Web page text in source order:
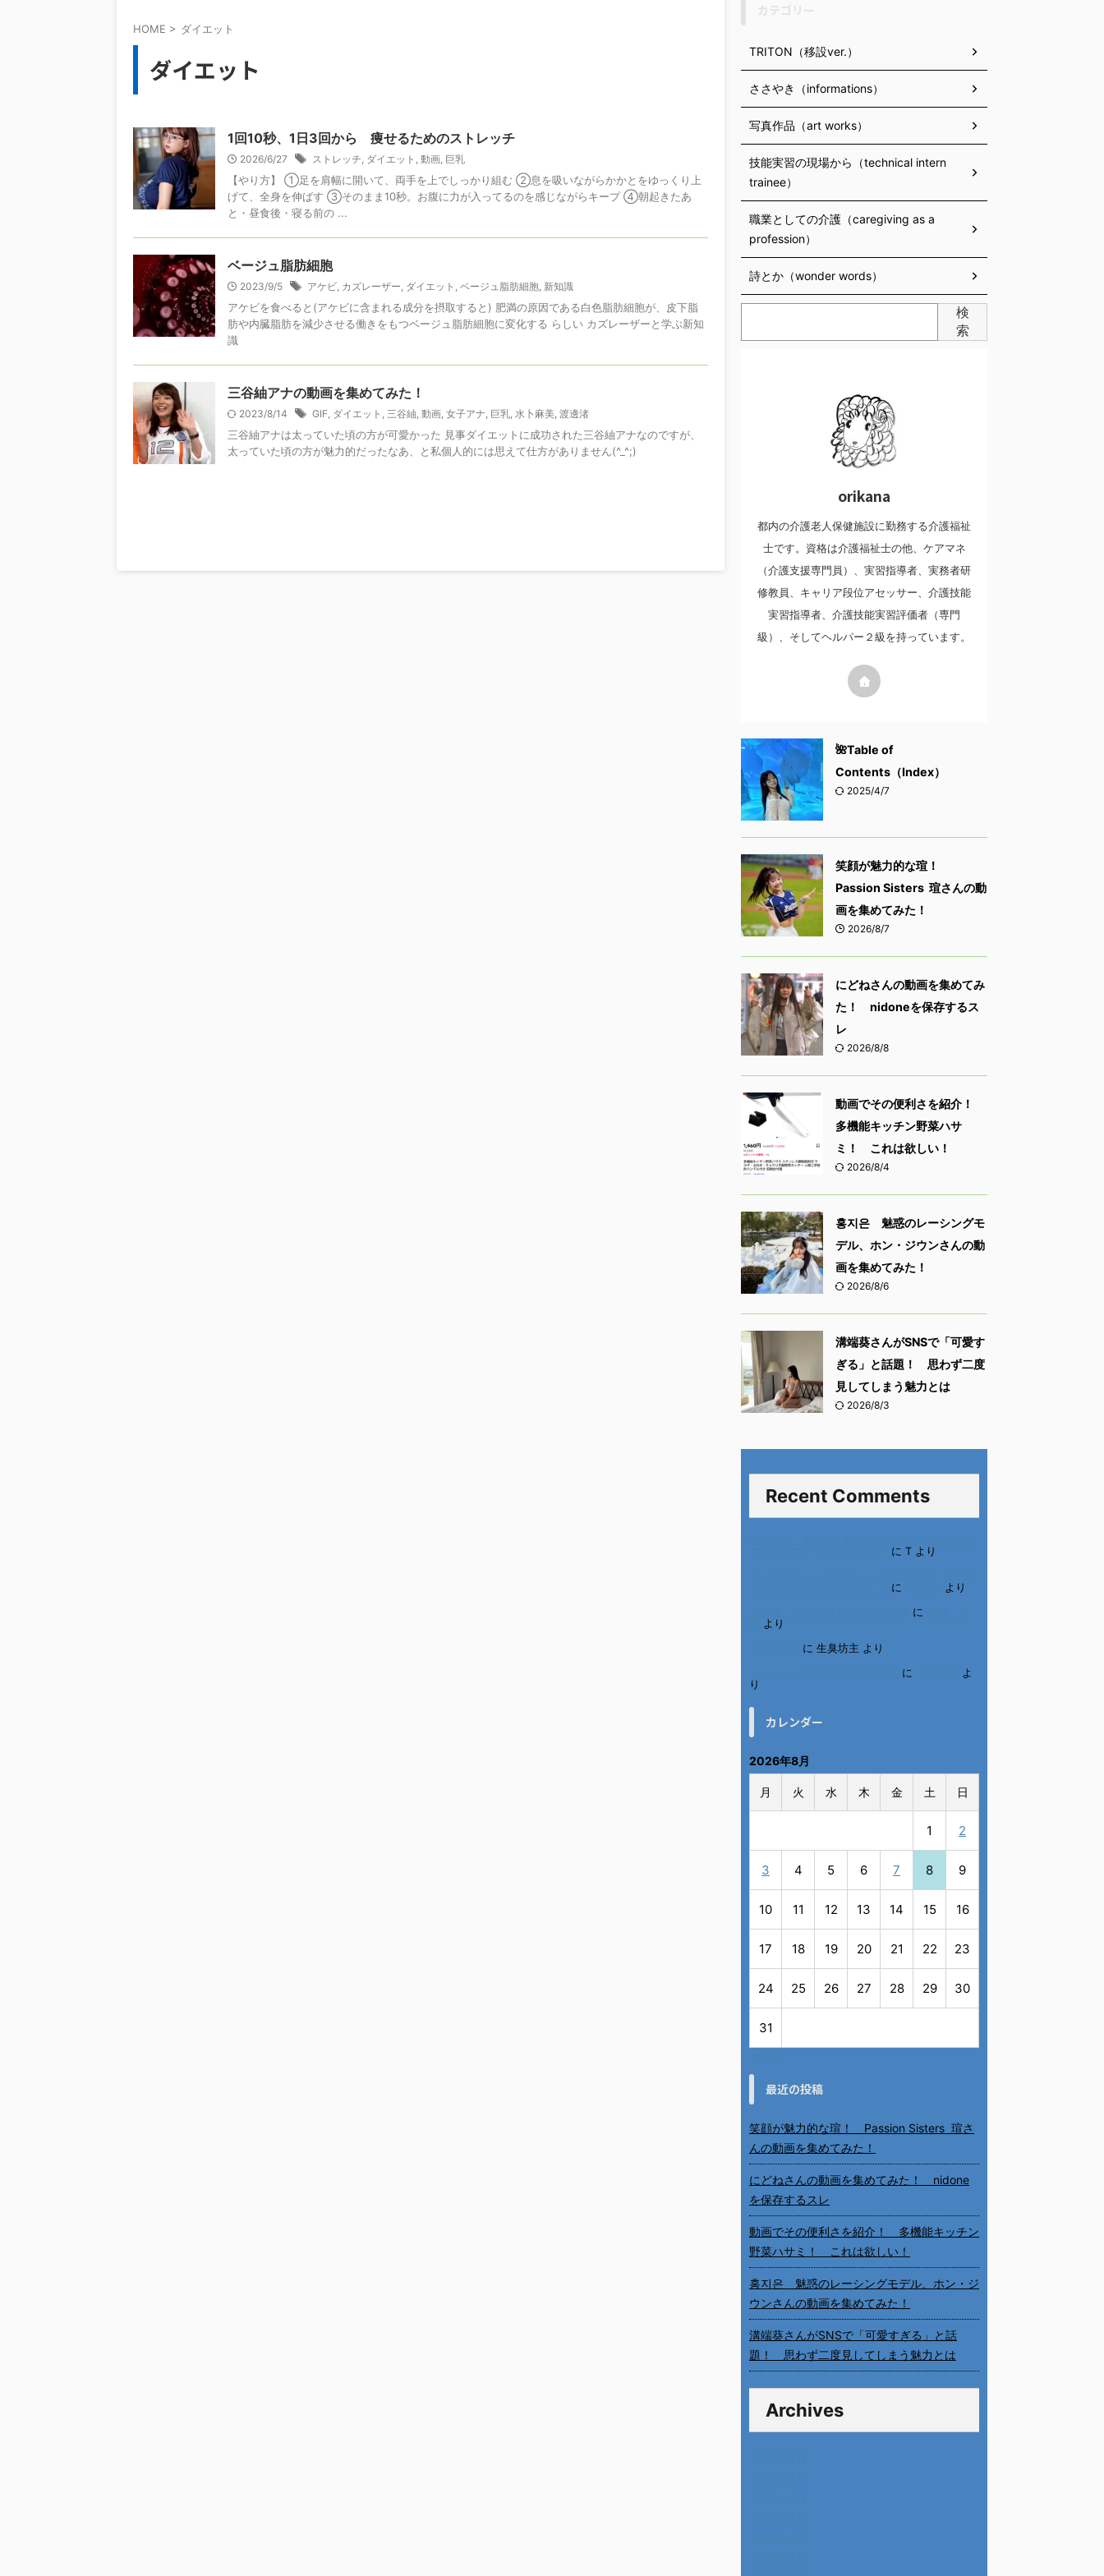
HOME > ダイエット
ダイエット
1回10秒、1日3回から 痩せるためのストレッチ
2026/6/27 ストレッチ, ダイエット , 動画, 巨乳
【やり方】 ①足を肩幅に開いて、両手を上でしっかり組む ②息を吸いながらかかとをゆっくり上
げて、全身を伸ばす ③そのまま10秒。お腹に力が入ってるのを感じながらキープ ④朝起きたあ
と・昼食後・寝る前の ...
ベージュ脂肪細胞
2023/9/5 アケビ, カズレーザー, ダイエット , ベージュ脂肪細胞, 新知識
アケビを食べると(アケビに含まれる成分を摂取すると) 肥満の原因である白色脂肪細胞が、皮下脂
肪や内臓脂肪を減少させる働きをもつベージュ脂肪細胞に変化する らしい カズレーザーと学ぶ新知
識
三谷紬アナの動画を集めてみた！
2023/8/14 GIF, ダイエット , 三谷紬, 動画, 女子アナ, 巨乳, 水卜麻美, 渡邊渚
三谷紬アナは太っていた頃の方が可愛かった 見事ダイエットに成功された三谷紬アナなのですが、
太っていた頃の方が魅力的だったなあ、と私個人的には思えて仕方がありません(^_^;)
TRITON（移設ver.）
ささやき（informations）
写真作品（art works）
技能実習の現場から（technical intern
trainee）
職業としての介護（caregiving as a
profession）
詩とか（wonder words）
検
索
orikana
都内の介護老人保健施設に勤務する介護福祉
士です。資格は介護福祉士の他、ケアマネ
（介護支援専門員）、実習指導者、実務者研
修教員、キャリア段位アセッサー、介護技能
実習指導者、介護技能実習評価者（専門
級）、そしてヘルパー２級を持っています。
🌺Table of
Contents（Index）
2025/4/7
笑顔が魅力的な瑄！
Passion Sisters 瑄さんの動
画を集めてみた！
2026/8/7
にどねさんの動画を集めてみ
た！ nidoneを保存するス
レ
2026/8/8
動画でその便利さを紹介！
多機能キッチン野菜ハサ
ミ！ これは欲しい！
2026/8/4
홍지은 魅惑のレーシングモ
デル、ホン・ジウンさんの動
画を集めてみた！
2026/8/6
溝端葵さんがSNSで「可愛す
ぎる」と話題！ 思わず二度
見してしまう魅力とは
2026/8/3
Recent Comments
に T より
に
より
に
より
に 生臭坊主 より
に
よ
り
カレンダー
2026年8月
月 火 水 木 金 土 日
1 2
3 4 5 6 7 8 9
10 11 12 13 14 15 16
17 18 19 20 21 22 23
24 25 26 27 28 29 30
31
最近の投稿
笑顔が魅力的な瑄！ Passion Sisters 瑄さ
んの動画を集めてみた！
にどねさんの動画を集めてみた！ nidone
を保存するスレ
動画でその便利さを紹介！ 多機能キッチン
野菜ハサミ！ これは欲しい！
홍지은 魅惑のレーシングモデル、ホン・ジ
ウンさんの動画を集めてみた！
溝端葵さんがSNSで「可愛すぎる」と話
題！ 思わず二度見してしまう魅力とは
Archives